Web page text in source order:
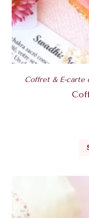
Coffret & E-carte